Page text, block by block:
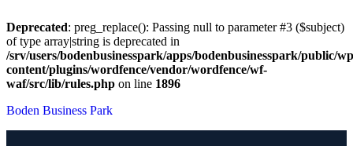
Deprecated: preg_replace(): Passing null to parameter #3 ($subject)
of type array|string is deprecated in
/srv/users/bodenbusinesspark/apps/bodenbusinesspark/public/
content/plugins/wordfence/vendor/wordfence/wf-
waf/src/lib/rules.php on line 1896
Boden Business Park